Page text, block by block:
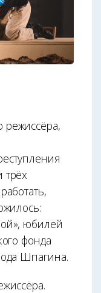
трёх
юбилей
фонда
Шпагина.